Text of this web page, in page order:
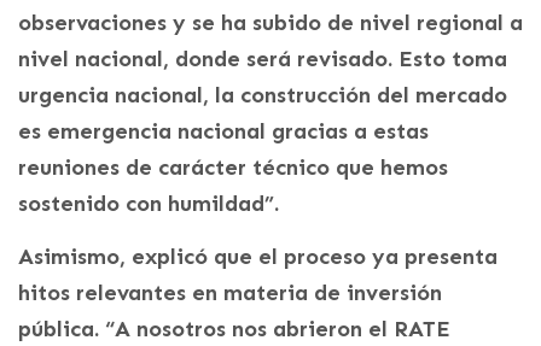
observaciones y se ha subido de nivel regional a
nivel nacional, donde será revisado. Esto toma
urgencia nacional, la construcción del mercado
es emergencia nacional gracias a estas
reuniones de carácter técnico que hemos
sostenido con humildad”.
Asimismo, explicó que el proceso ya presenta
hitos relevantes en materia de inversión
pública. “A nosotros nos abrieron el RATE